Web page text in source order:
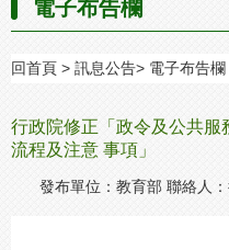
電子布告欄
回首頁 訊息公告 電子布告欄
行政院修正「政令及公共服
流程及注意 事項」
發布單位：教育部 聯絡人